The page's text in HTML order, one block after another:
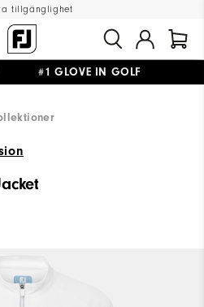
tillgänglighet
#1 GLOVE IN GOLF